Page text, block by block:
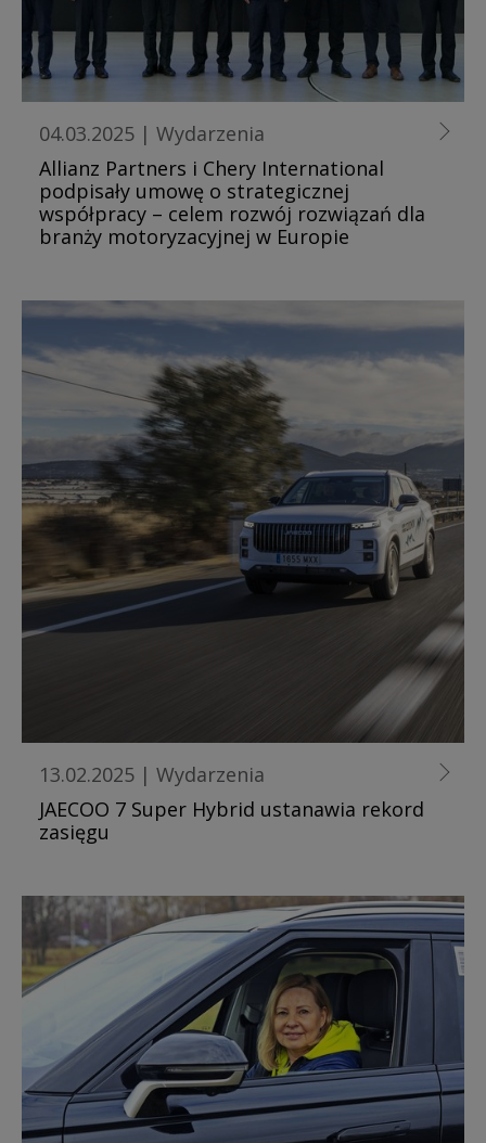
04.03.2025 | Wydarzenia
Allianz Partners i Chery International
podpisały umowę o strategicznej
współpracy – celem rozwój rozwiązań dla
branży motoryzacyjnej w Europie
13.02.2025 | Wydarzenia
JAECOO 7 Super Hybrid ustanawia rekord
zasięgu